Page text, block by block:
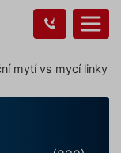
mytí vs mycí linky